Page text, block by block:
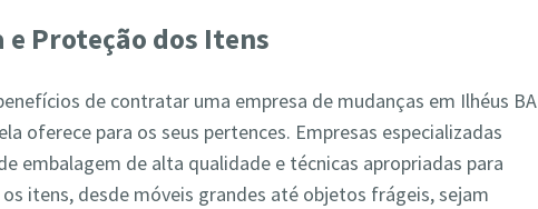
e Proteção dos Itens
de contratar uma empresa de mudanças em Ilhéus BA
oferece para os seus pertences. Empresas especializadas
embalagem de alta qualidade e técnicas apropriadas para
itens, desde móveis grandes até objetos frágeis, sejam